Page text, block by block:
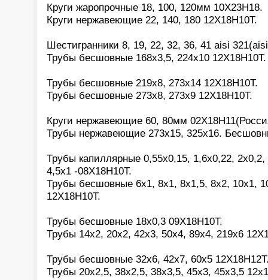
Круги жаропрочные 18, 100, 120мм 10Х23Н18.
Круги нержавеющие 22, 140, 180 12Х18Н10Т.
Шестигранники 8, 19, 22, 32, 36, 41 aisi
Трубы бесшовные 168х3,5, 224х10
Трубы бесшовные 219х8, 273х14 12Х18Н10Т.
Трубы бесшовные 273х8, 273х9 12Х18Н10Т.
Круги нержавеющие 60, 80мм
Трубы нержавеющие 273х15, 325х16.
Трубы капиллярные 0,55х0,15, 1,6х0,22,
4,5х1 -08Х18Н10Т.
Трубы бесшовные 6х1, 8х1, 8х1,5, 8х2, 10х1,
12Х18Н10Т.
Трубы бесшовные 18х0,3 09Х18Н10Т.
Трубы 14х2, 20х2, 42х3, 50х4, 89х4, 219х6
Трубы бесшовные 32х6, 42х7, 60х5
Трубы 20х2,5, 38х2,5, 38х3,5, 45х3, 45х3,5